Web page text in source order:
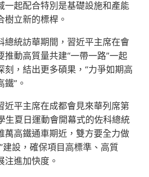
一起配合特別是基礎設施和產能
樹立新的標桿。
總統訪華期間，習近平主席在會
推動高質量共建“一帶一路”一起
刻，結出更多碩果，“力爭如期高
”。
近平主席在成都會見來華列席第
生夏日運動會開幕式的佐科總統
萬高鐵通車期近，雙方要全力做
建設，確保項目高標準、高質
注進加快度。